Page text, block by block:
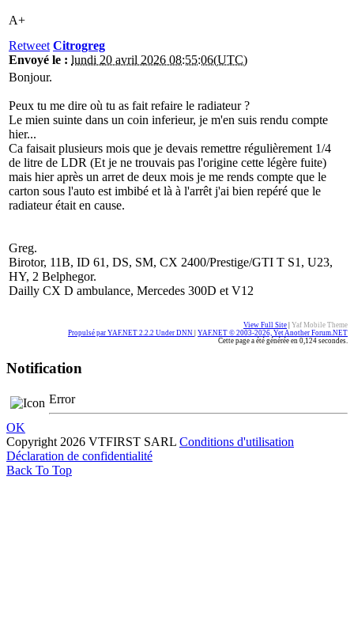
A+
Retweet Citrogreg
Envoyé le : lundi 20 avril 2026 08:55:06(UTC)
Bonjour.
Peux tu me dire où tu as fait refaire le radiateur ?
Le mien suinte dans un coin inferieur, je m'en suis rendu compte
hier...
Ca faisait plusieurs mois que je devais remettre régulièrement 1/4
de litre de LDR (Et je ne trouvais pas l'origine cette légère fuite)
mais hier après un arret de deux mois je me rends compte que le
carton sous l'auto est imbibé et là à l'arrêt j'ai bien repéré que le
radiateur était en cause.
Greg.
Birotor, 11B, ID 61, DS, SM, CX 2400/Prestige/GTI T S1, U23,
HY, 2 Belphegor.
Dailly CX D ambulance, Mercedes 300D et V12
View Full Site Yaf Mobile Theme
Propulsé par YAF.NET 2.2.2 Under DNN YAF.NET © 2003-2026, Yet Another Forum.NET
Cette page a été générée en 0,124 secondes.
Notification
Error
OK
Copyright 2026 VTFIRST SARL Conditions d'utilisation
Déclaration de confidentialité
Back To Top